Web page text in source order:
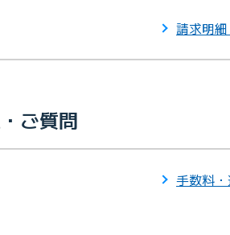
請求明細
ご質問
手数料・